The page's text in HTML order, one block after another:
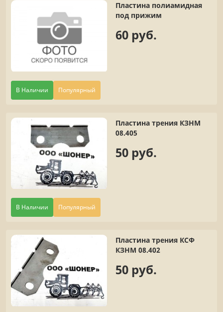
В Наличии Популярный
Пластина полиамидная
под прижим
60 руб.
В Наличии Популярный
Пластина трения КЗНМ
08.405
50 руб.
Пластина трения КСФ
КЗНМ 08.402
50 руб.